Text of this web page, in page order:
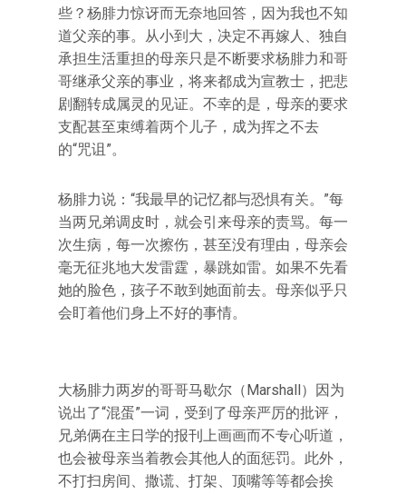
些？杨腓力惊讶而无奈地回答，因为我也不知
道父亲的事。从小到大，决定不再嫁人、独自
承担生活重担的母亲只是不断要求杨腓力和哥
哥继承父亲的事业，将来都成为宣教士，把悲
剧翻转成属灵的见证。不幸的是，母亲的要求
支配甚至束缚着两个儿子，成为挥之不去
的“咒诅”。
杨腓力说：“我最早的记忆都与恐惧有关。”每
当两兄弟调皮时，就会引来母亲的责骂。每一
次生病，每一次擦伤，甚至没有理由，母亲会
毫无征兆地大发雷霆，暴跳如雷。如果不先看
她的脸色，孩子不敢到她面前去。母亲似乎只
会盯着他们身上不好的事情。
大杨腓力两岁的哥哥马歇尔（Marshall）因为
说出了“混蛋”一词，受到了母亲严厉的批评，
兄弟俩在主日学的报刊上画画而不专心听道，
也会被母亲当着教会其他人的面惩罚。此外，
不打扫房间、撒谎、打架、顶嘴等等都会挨